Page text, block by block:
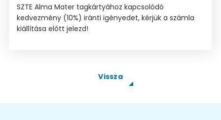
SZTE Alma Mater tagkártyához kapcsolódó
kedvezmény (10%) iránti igényedet, kérjük a számla
kiállítása előtt jelezd!
Vissza